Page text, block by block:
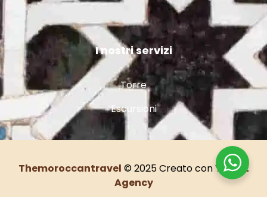
I nostri servizi
Torre
Escursioni
Themoroccantravel © 2025 Creato conYourst
Agency